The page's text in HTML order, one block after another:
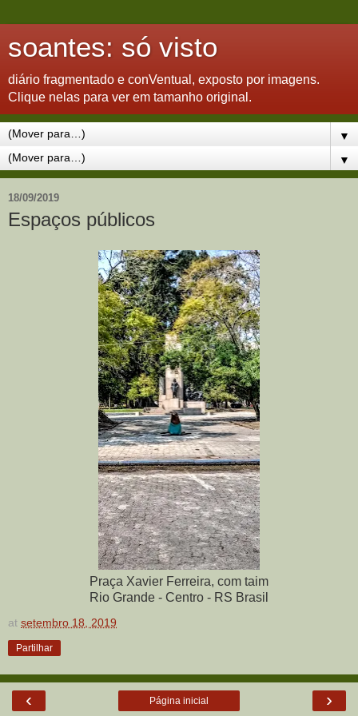
soantes: só visto
diário fragmentado e conVentual, exposto por imagens.
Clique nelas para ver em tamanho original.
▼
▼
18/09/2019
Espaços públicos
Praça Xavier Ferreira, com taim
Rio Grande - Centro - RS Brasil
at setembro 18, 2019
Partilhar
‹ ›
Página inicial